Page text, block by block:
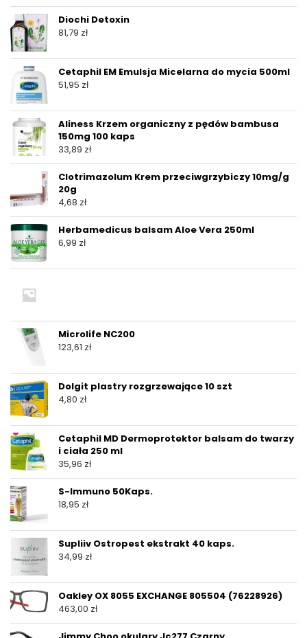
Diochi Detoxin
81,79 zł
Cetaphil EM Emulsja Micelarna do mycia 500ml
51,95 zł
Aliness Krzem organiczny z pędów bambusa
150mg 100 kaps
33,89 zł
Clotrimazolum Krem przeciwgrzybiczy 10mg/g
20g
4,68 zł
Herbamedicus balsam Aloe Vera 250ml
6,99 zł
Microlife NC200
123,61 zł
Dolgit plastry rozgrzewające 10 szt
4,80 zł
Cetaphil MD Dermoprotektor balsam do twarzy
i ciała 250 ml
35,96 zł
S-Immuno 50Kaps.
18,95 zł
Supliiv Ostropest ekstrakt 40 kaps.
34,99 zł
Oakley OX 8055 EXCHANGE 805504 (76228926)
463,00 zł